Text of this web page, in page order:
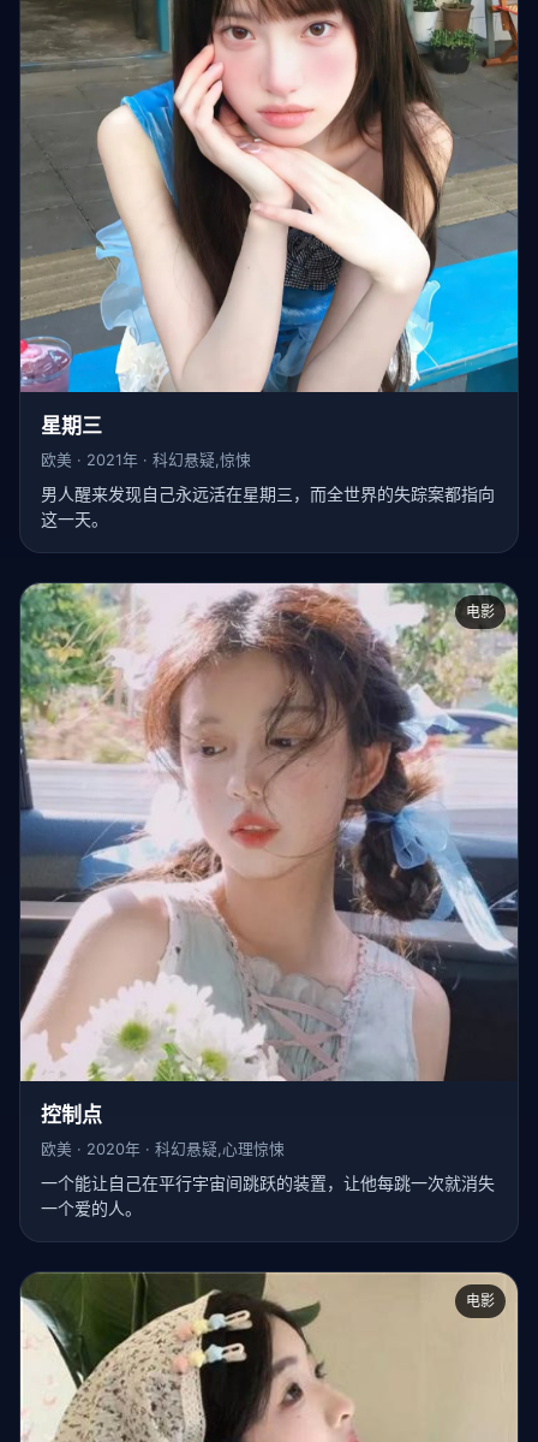
星期三
欧美 · 2021年 · 科幻悬疑,惊悚
男人醒来发现自己永远活在星期三，而全世界的失踪案都指向
这一天。
电影
控制点
欧美 · 2020年 · 科幻悬疑,心理惊悚
一个能让自己在平行宇宙间跳跃的装置，让他每跳一次就消失
一个爱的人。
电影